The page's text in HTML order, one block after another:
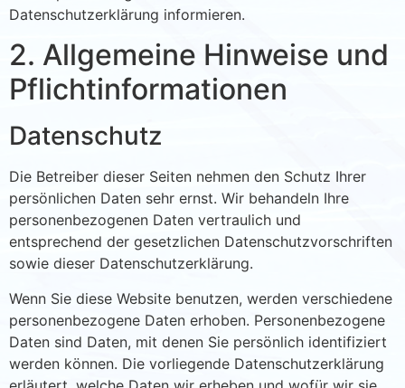
Datenschutzerklärung informieren.
2. Allgemeine Hinweise und
Pflichtinformationen
Datenschutz
Die Betreiber dieser Seiten nehmen den Schutz Ihrer
persönlichen Daten sehr ernst. Wir behandeln Ihre
personenbezogenen Daten vertraulich und
entsprechend der gesetzlichen Datenschutzvorschriften
sowie dieser Datenschutzerklärung.
Wenn Sie diese Website benutzen, werden verschiedene
personenbezogene Daten erhoben. Personenbezogene
Daten sind Daten, mit denen Sie persönlich identifiziert
werden können. Die vorliegende Datenschutzerklärung